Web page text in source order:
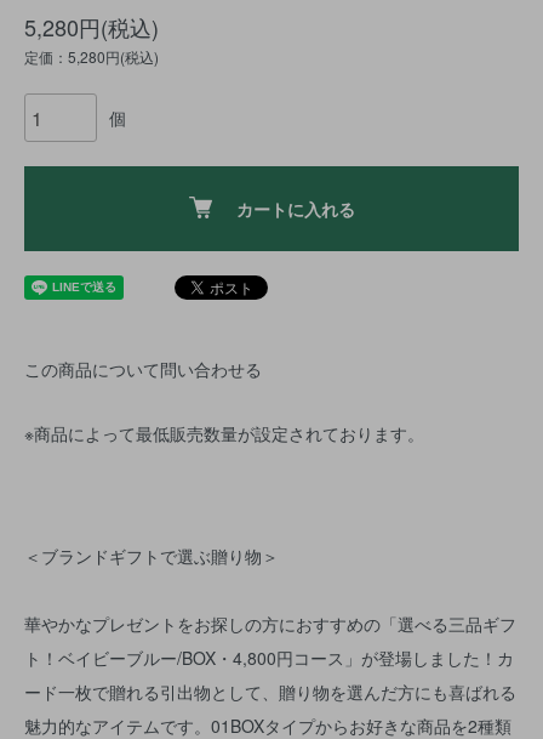
5,280円(税込)
定価：5,280円(税込)
個
カートに入れる
この商品について問い合わせる
※商品によって最低販売数量が設定されております。
＜ブランドギフトで選ぶ贈り物＞
華やかなプレゼントをお探しの方におすすめの「選べる三品ギフ
ト！ベイビーブルー/BOX・4,800円コース」が登場しました！カ
ード一枚で贈れる引出物として、贈り物を選んだ方にも喜ばれる
魅力的なアイテムです。01BOXタイプからお好きな商品を2種類